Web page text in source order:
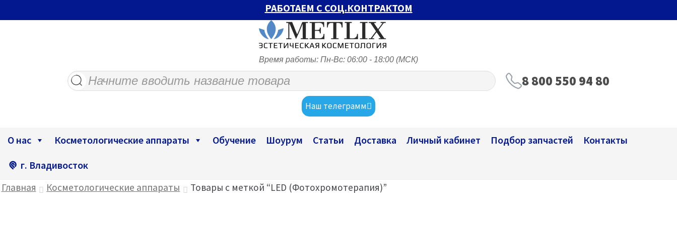
РАБОТАЕМ С СОЦ.КОНТРАКТОМ
Время работы: Пн-Вс: 06:00 - 18:00 (МСК)
Поиск
товаров
8 800 550 94 80
Наш телеграмм
О нас Косметологические аппараты Обучение Шоурум Статьи Доставка Личный кабинет Подбор запчастей
Контакты
г. Владивосток
Главная Косметологические аппараты Товары с меткой “LED (Фотохромотерапия)”